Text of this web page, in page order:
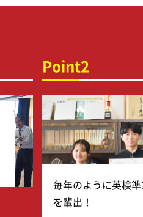
Point2
毎年のように英検
を輩出！